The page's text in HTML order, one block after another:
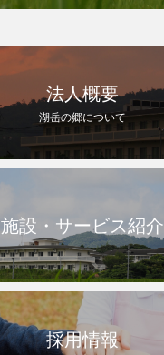
法人概要
湖岳の郷について
施設・サービス紹介
採用情報